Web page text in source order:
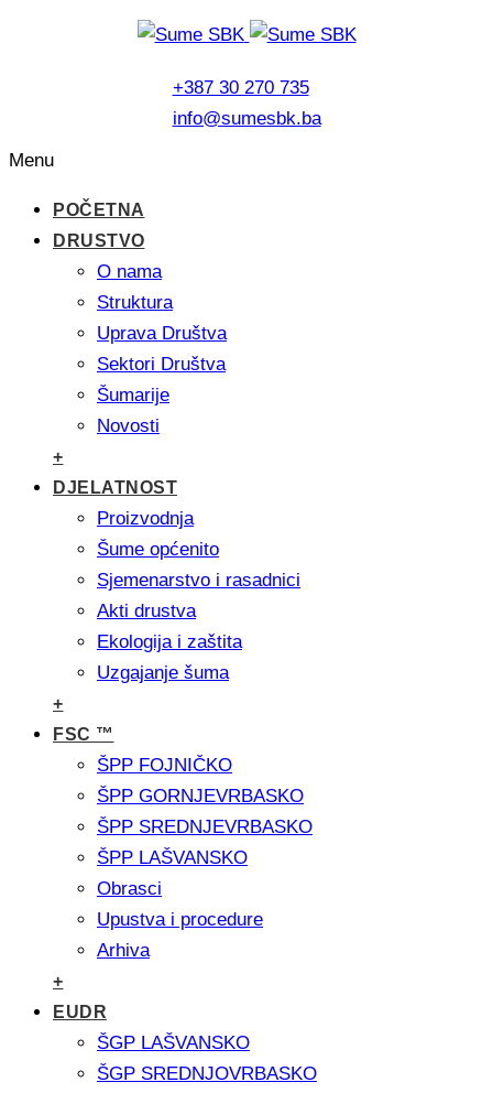
+387 30 270 735
info@sumesbk.ba
Menu
POČETNA
DRUSTVO
O nama
Struktura
Uprava Društva
Sektori Društva
Šumarije
Novosti
+
DJELATNOST
Proizvodnja
Šume općenito
Sjemenarstvo i rasadnici
Akti drustva
Ekologija i zaštita
Uzgajanje šuma
+
FSC ™
ŠPP FOJNIČKO
ŠPP GORNJEVRBASKO
ŠPP SREDNJEVRBASKO
ŠPP LAŠVANSKO
Obrasci
Upustva i procedure
Arhiva
+
EUDR
ŠGP LAŠVANSKO
ŠGP SREDNJOVRBASKO